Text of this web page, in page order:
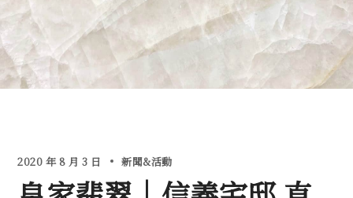
2020 年 8 月 3 日 新聞&活動